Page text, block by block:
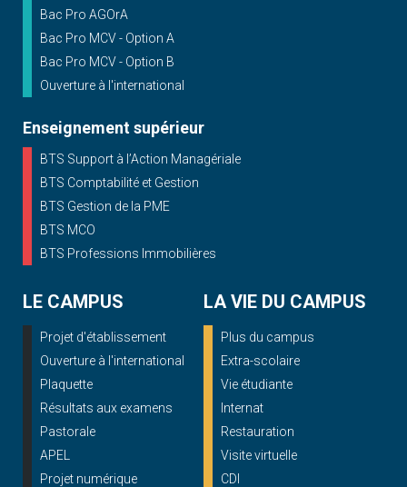
Bac Pro AGOrA
Bac Pro MCV - Option A
Bac Pro MCV - Option B
Ouverture à l'international
Enseignement supérieur
BTS Support à l’Action Managériale
BTS Comptabilité et Gestion
BTS Gestion de la PME
BTS MCO
BTS Professions Immobilières
LE CAMPUS
Projet d'établissement
Ouverture à l'international
Plaquette
Résultats aux examens
Pastorale
APEL
Projet numérique
LA VIE DU CAMPUS
Plus du campus
Extra-scolaire
Vie étudiante
Internat
Restauration
Visite virtuelle
CDI